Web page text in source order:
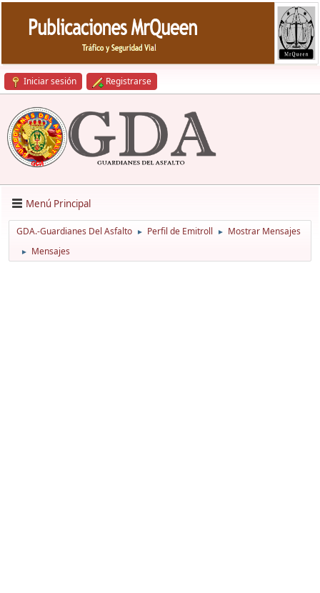
Iniciar sesión Registrarse
Menú Principal
GDA.-Guardianes Del Asfalto ► Perfil de Emitroll ► Mostrar Mensajes
► Mensajes